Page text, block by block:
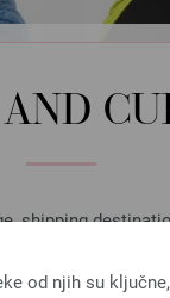
shipping
od njih su